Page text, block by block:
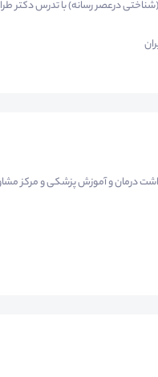
درعصر رسانه) با تدرس دکتر
درمان و آموزش پزشکی و مرکز